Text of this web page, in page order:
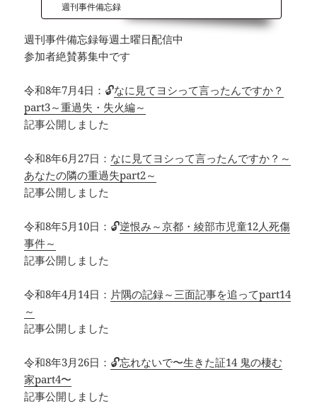
週刊事件備忘録
週刊事件備忘録毎週土曜日配信中
参加者絶賛募集中です
令和8年7月4日：🔓なに見てヨシって言ったんですか？
part3～重過失・失火編～
記事公開しました
令和8年6月27日： なに見てヨシって言ったんですか？～
あなたの隣の重過失part2～
記事公開しました
令和8年5月10日：🔓逆恨み～京都・綾部市児童12人死傷
事件～
記事公開しました
令和8年4月14日： 片隅の記録～三面記事を追ってpart14
～
記事公開しました
令和8年3月26日： 🔓忘れないで〜生きた証14 鬼の棲む
家part4〜
記事公開しました